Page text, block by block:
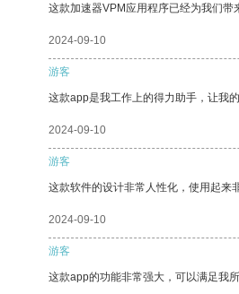
这款加速器VPM应用程序已经为我们带
2024-09-10
游客
这款app是我工作上的得力助手，让我
2024-09-10
游客
这款软件的设计非常人性化，使用起来
2024-09-10
游客
这款app的功能非常强大，可以满足我